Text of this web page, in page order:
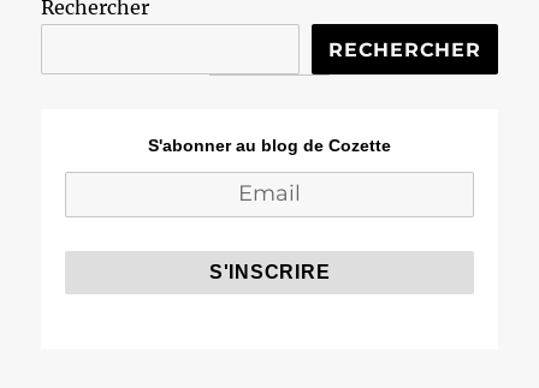
Rechercher
RECHERCHER
S'abonner au blog de Cozette